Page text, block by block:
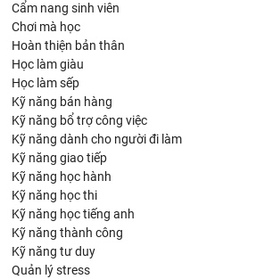
Cẩm nang sinh viên
Chơi mà học
Hoàn thiện bản thân
Học làm giàu
Học làm sếp
Kỹ năng bán hàng
Kỹ năng bổ trợ công việc
Kỹ năng dành cho người đi làm
Kỹ năng giao tiếp
Kỹ năng học hành
Kỹ năng học thi
Kỹ năng học tiếng anh
Kỹ năng thành công
Kỹ năng tư duy
Quản lý stress